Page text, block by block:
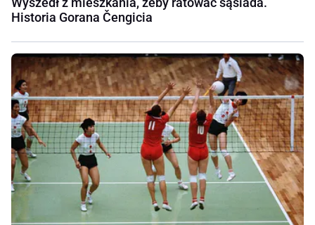
Historia Gorana Čengicia